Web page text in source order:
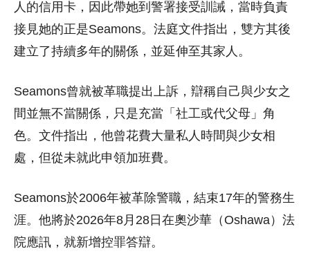
人的信用卡，因此帶她到警署接受訓誡，當時負責
接見她的正是Seamons。法庭文件指出，雙方其後
建立了持續多年的關係，並延伸至其家人。
Seamons曾就被革職提出上訴，辯稱自己與少女之
間並無不當關係，只是充當「社工或代父母」角
色。文件指出，他曾花費大量私人時間與少女相
處，但從未就此申領加班費。
Seamons於2006年被革除警職，結束17年的警務生
涯。他將於2026年8月28日在奧沙華（Oshawa）法
院應訊，就新增控罪答辯。